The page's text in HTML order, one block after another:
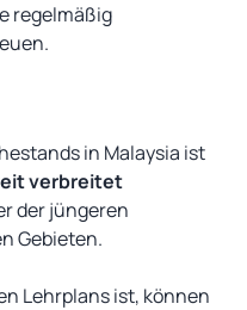
regelmäßig
in Malaysia ist
verbreitet
der jüngeren
Gebieten.
Lehrplans ist, können